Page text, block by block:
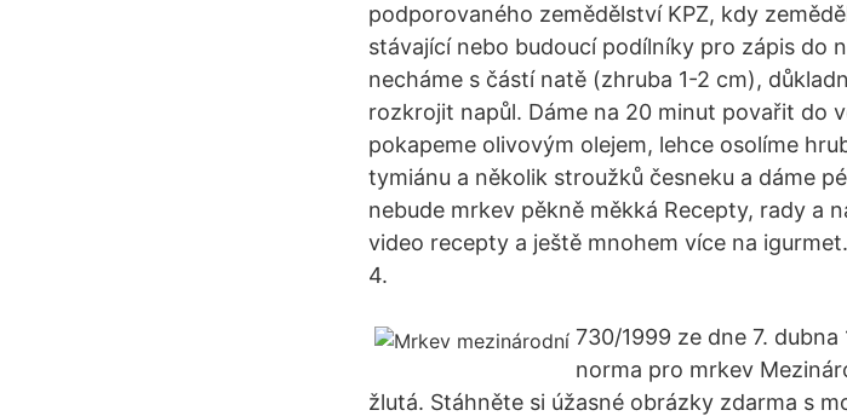
podporovaného zemědělství KPZ, kdy
stávající nebo budoucí podílníky pro zápis do
necháme s částí natě (zhruba 1-2 cm),
rozkrojit napůl. Dáme na 20 minut povařit do
pokapeme olivovým olejem, lehce osolíme
tymiánu a několik stroužků česneku a dáme
nebude mrkev pěkně měkká Recepty, rady a
video recepty a ještě mnohem více na
4.
730/1999 ze dne 7.
norma pro mrkev
žlutá. Stáhněte si úžasné obrázky zdarma s